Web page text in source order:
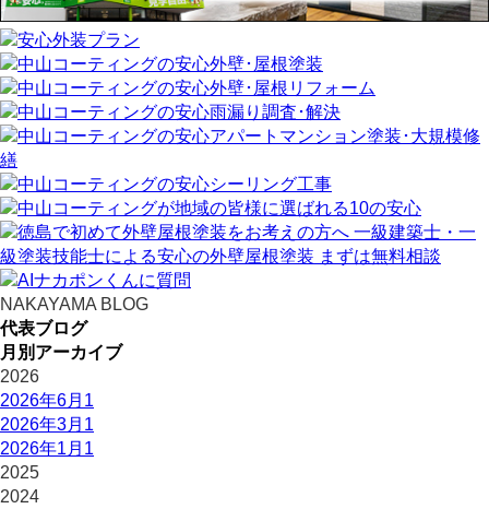
NAKAYAMA BLOG
代表ブログ
月別アーカイブ
2026
2026年6月 1
2026年3月 1
2026年1月 1
2025
2024